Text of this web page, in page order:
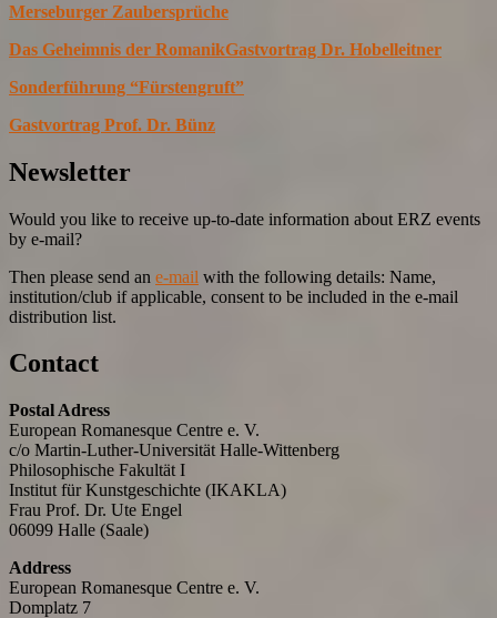
Merseburger Zaubersprüche
Das Geheimnis der RomanikGastvortrag Dr. Hobelleitner
Sonderführung “Fürstengruft”
Gastvortrag Prof. Dr. Bünz
Newsletter
Would you like to receive up-to-date information about ERZ events
by e-mail?
Then please send an e-mail with the following details: Name,
institution/club if applicable, consent to be included in the e-mail
distribution list.
Contact
Postal Adress
European Romanesque Centre e. V.
c/o Martin-Luther-Universität Halle-Wittenberg
Philosophische Fakultät I
Institut für Kunstgeschichte (IKAKLA)
Frau Prof. Dr. Ute Engel
06099 Halle (Saale)
Address
European Romanesque Centre e. V.
Domplatz 7